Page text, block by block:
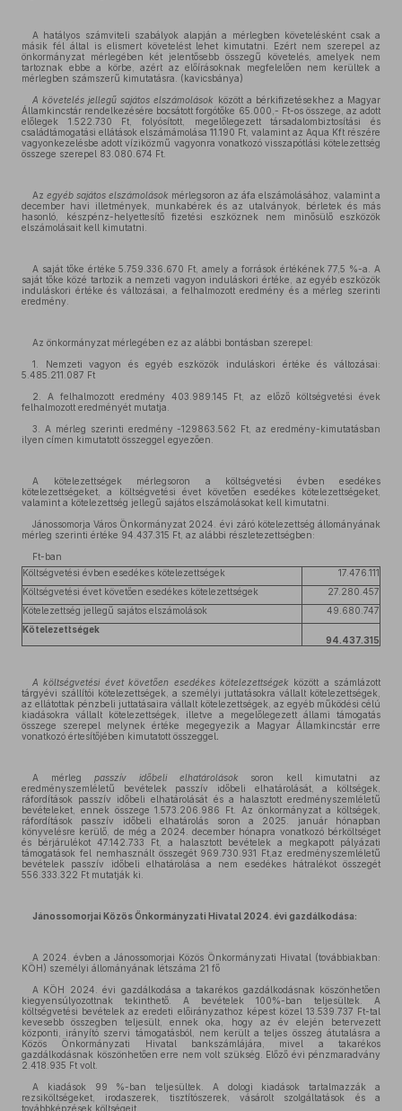
A hatályos számviteli szabályok alapján a mérlegben követelésként csak a
másik fél által is elismert követelést lehet kimutatni. Ezért nem szerepel az
önkormányzat mérlegében két jelentősebb összegű követelés, amelyek nem
tartoznak ebbe a körbe, azért az előírásoknak megfelelően nem kerültek a
mérlegben számszerű kimutatásra. (kavicsbánya)
A követelés jellegű sajátos elszámolások között a bérkifizetésekhez a Magyar
Államkincstár rendelkezésére bocsátott forgótőke 65.000,- Ft-os összege, az adott
előlegek 1.522.730 Ft, folyósított, megelőlegezett társadalombiztosítási és
családtámogatási ellátások elszámámolása 11.190 Ft, valamint az Aqua Kft részére
vagyonkezelésbe adott víziközmű vagyonra vonatkozó visszapótlási kötelezettség
összege szerepel 83.080.674 Ft.
Az egyéb sajátos elszámolások mérlegsoron az áfa elszámolásához, valamint a
december havi illetmények, munkabérek és az utalványok, bérletek és más
hasonló, készpénz-helyettesítő fizetési eszköznek nem minősülő eszközök
elszámolásait kell kimutatni.
A saját tőke értéke 5.759.336.670 Ft, amely a források értékének 77,5 %-a. A
saját tőke közé tartozik a nemzeti vagyon induláskori értéke, az egyéb eszközök
induláskori értéke és változásai, a felhalmozott eredmény és a mérleg szerinti
eredmény.
Az önkormányzat mérlegében ez az alábbi bontásban szerepel:
1. Nemzeti vagyon és egyéb eszközök induláskori értéke és változásai:
5.485.211.087 Ft
2. A felhalmozott eredmény 403.989.145 Ft, az előző költségvetési évek
felhalmozott eredményét mutatja.
3. A mérleg szerinti eredmény -129863.562 Ft, az eredmény-kimutatásban
ilyen címen kimutatott összeggel egyezően.
A kötelezettségek mérlegsoron a költségvetési évben esedékes
kötelezettségeket, a költségvetési évet követően esedékes kötelezettségeket,
valamint a kötelezettség jellegű sajátos elszámolásokat kell kimutatni.
Jánossomorja Város Önkormányzat 2024. évi záró kötelezettség állományának
mérleg szerinti értéke 94.437.315 Ft, az alábbi részletezettségben:
Ft-ban
Költségvetési évben esedékes kötelezettségek
17.476.111
Költségvetési évet követően esedékes kötelezettségek
27.280.457
Kötelezettség jellegű sajátos elszámolások
49.680.747
Kötelezettségek
94.437.315
A költségvetési évet követően esedékes kötelezettségek között a számlázott
tárgyévi szállítói kötelezettségek, a személyi juttatásokra vállalt kötelezettségek,
az ellátottak pénzbeli juttatásaira vállalt kötelezettségek, az egyéb működési célú
kiadásokra vállalt kötelezettségek, illetve a megelőlegezett állami támogatás
összege szerepel melynek értéke megegyezik a Magyar Államkincstár erre
vonatkozó értesítőjében kimutatott összeggel
A mérleg passzív időbeli elhatárolások soron kell kimutatni az
eredményszemléletű bevételek passzív időbeli elhatárolását, a költségek,
ráfordítások passzív időbeli elhatárolását és a halasztott eredményszemléletű
bevételeket, ennek összege 1.573.206.986 Ft. Az önkormányzat a költségek,
ráfordítások passzív időbeli elhatárolás soron a 2025. január hónapban
könyvelésre kerülő, de még a 2024. december hónapra vonatkozó bérköltséget
és bérjárulékot 47.142.733 Ft, a halasztott bevételek a megkapott pályázati
támogatások fel nemhasznált összegét 969.730.931 Ft,az eredményszemléletű
bevételek passzív időbeli elhatárolása a nem esedékes hátralékot összegét
556.333.322 Ft mutatják ki.
Jánossomorjai Közös Önkormányzati Hivatal 2024. évi gazdálkodása:
A 2024. évben a Jánossomorjai Közös Önkormányzati Hivatal (továbbiakban:
KÖH) személyi állományának létszáma 21 fő
A KÖH 2024. évi gazdálkodása a takarékos gazdálkodásnak köszönhetően
kiegyensúlyozottnak tekinthető. A bevételek 100%-ban teljesültek. A
költségvetési bevételek az eredeti előirányzathoz képest közel 13.539.737 Ft-tal
kevesebb összegben teljesült, ennek oka, hogy az év elején betervezett
központi, irányító szervi támogatásból, nem került a teljes összeg átutalásra a
Közös Önkormányzati Hivatal bankszámlájára, mivel a takarékos
gazdálkodásnak köszönhetően erre nem volt szükség. Előző évi pénzmaradvány
2.418.935 Ft volt.
A kiadások 99 %-ban teljesültek. A dologi kiadások tartalmazzák a
rezsiköltségeket, irodaszerek, tisztítószerek, vásárolt szolgáltatások és a
továbbképzések költségeit.